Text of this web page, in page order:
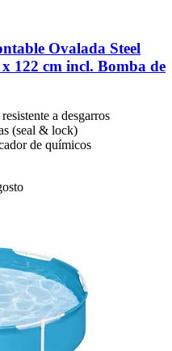
Ovalada Steel
122 cm incl. Bomba de
a desgarros
(seal & lock)
de químicos